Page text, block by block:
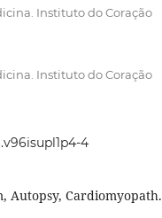
Instituto do Coração
Instituto do Coração
4
Autopsy, Cardiomyopath.